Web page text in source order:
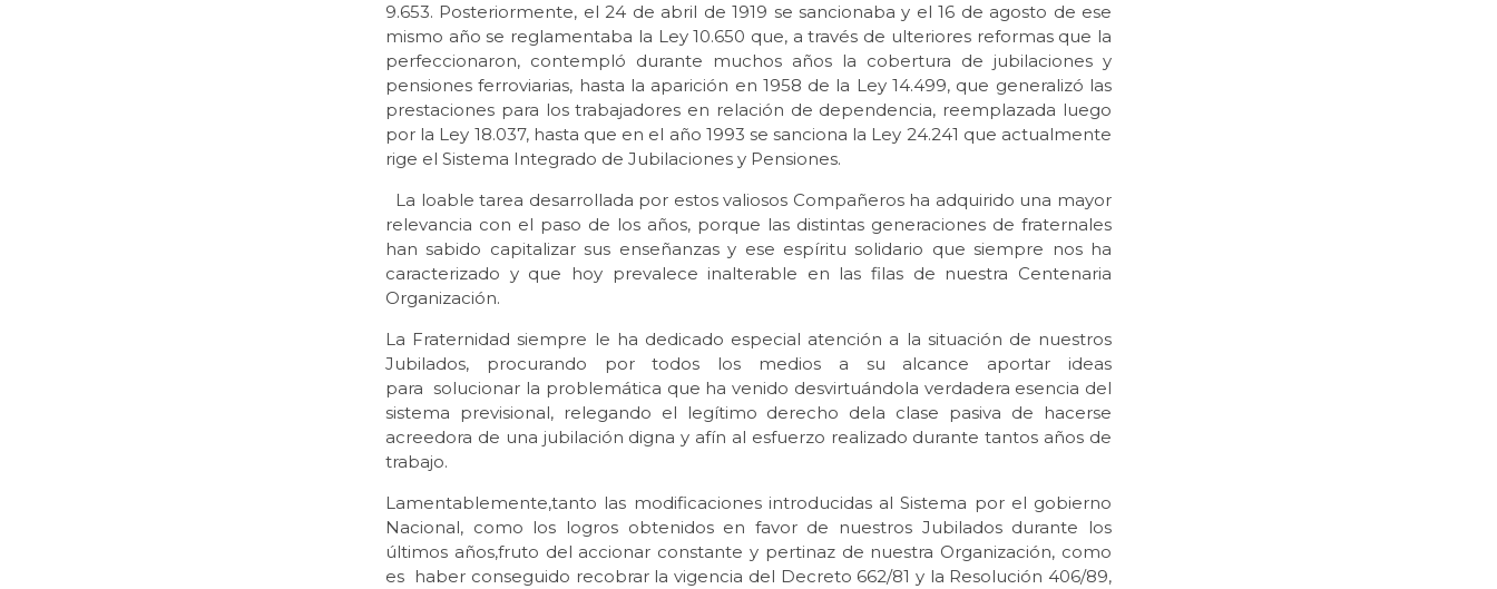
9.653. Posteriormente, el 24 de abril de 1919 se sancionaba y el 16 de agosto de ese
mismo año se reglamentaba la Ley 10.650 que, a través de ulteriores reformas que la
perfeccionaron, contempló durante muchos años la cobertura de jubilaciones y
pensiones ferroviarias, hasta la aparición en 1958 de la Ley 14.499, que generalizó las
prestaciones para los trabajadores en relación de dependencia, reemplazada luego
por la Ley 18.037, hasta que en el año 1993 se sanciona la Ley 24.241 que actualmente
rige el Sistema Integrado de Jubilaciones y Pensiones.
La loable tarea desarrollada por estos valiosos Compañeros ha adquirido una mayor
relevancia con el paso de los años, porque las distintas generaciones de fraternales
han sabido capitalizar sus enseñanzas y ese espíritu solidario que siempre nos ha
caracterizado y que hoy prevalece inalterable en las filas de nuestra Centenaria
Organización.
La Fraternidad siempre le ha dedicado especial atención a la situación de nuestros
Jubilados, procurando por todos los medios a su alcance aportar ideas
para solucionar la problemática que ha venido desvirtuándola verdadera esencia del
sistema previsional, relegando el legítimo derecho dela clase pasiva de hacerse
acreedora de una jubilación digna y afín al esfuerzo realizado durante tantos años de
trabajo.
Lamentablemente,tanto las modificaciones introducidas al Sistema por el gobierno
Nacional, como los logros obtenidos en favor de nuestros Jubilados durante los
últimos años,fruto del accionar constante y pertinaz de nuestra Organización, como
es haber conseguido recobrar la vigencia del Decreto 662/81 y la Resolución 406/89,